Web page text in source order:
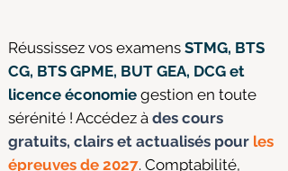
Réussissez vos examens STMG, BTS
CG, BTS GPME, BUT GEA, DCG et
licence économie gestion en toute
sérénité ! Accédez à des cours
gratuits, clairs et actualisés pour les
épreuves de 2027. Comptabilité,